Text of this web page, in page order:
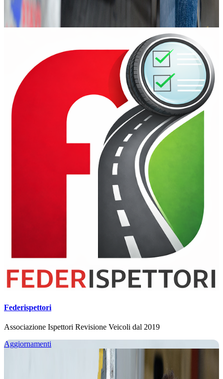
Federispettori
Associazione Ispettori Revisione Veicoli dal 2019
Aggiornamenti